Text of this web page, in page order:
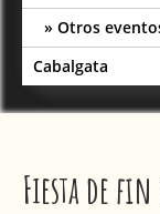
Otros
Cabalgata
Fiesta de